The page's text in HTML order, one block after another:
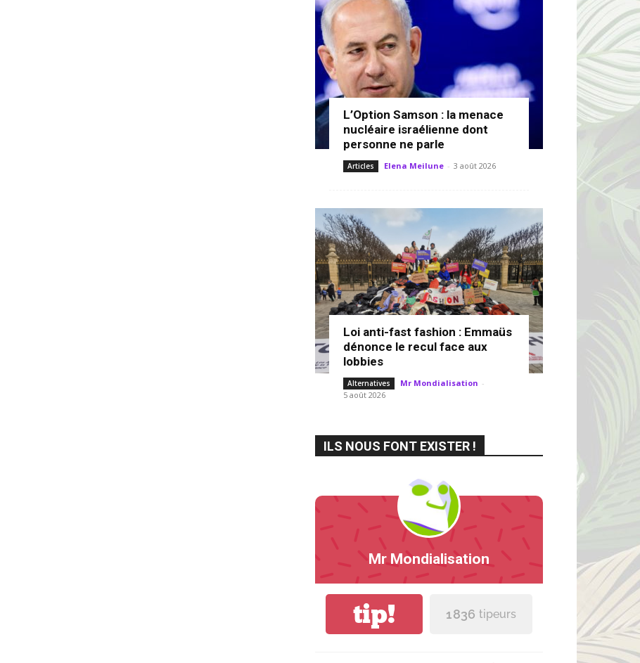
L’Option Samson : la menace
nucléaire israélienne dont
personne ne parle
Articles Elena Meilune - 3 août 2026
Loi anti-fast fashion : Emmaüs
dénonce le recul face aux
lobbies
Alternatives Mr Mondialisation -
5 août 2026
ILS NOUS FONT EXISTER !
Mr Mondialisation
tip! 1 836 tipeurs